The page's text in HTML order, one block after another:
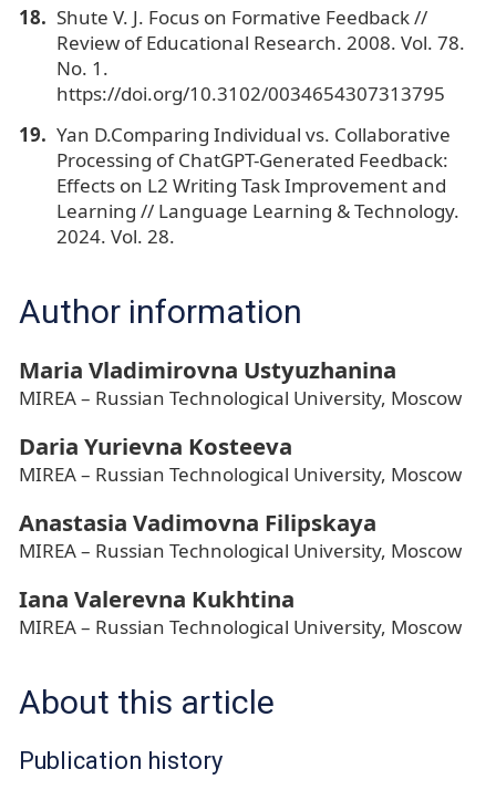
Shute V. J. Focus on Formative Feedback //
Review of Educational Research. 2008. Vol. 78.
No. 1.
https://doi.org/10.3102/0034654307313795
Yan D.Comparing Individual vs. Collaborative
Processing of ChatGPT-Generated Feedback:
Effects on L2 Writing Task Improvement and
Learning // Language Learning & Technology.
2024. Vol. 28.
Author information
Maria Vladimirovna Ustyuzhanina
MIREA – Russian Technological University, Moscow
Daria Yurievna Kosteeva
MIREA – Russian Technological University, Moscow
Anastasia Vadimovna Filipskaya
MIREA – Russian Technological University, Moscow
Iana Valerevna Kukhtina
MIREA – Russian Technological University, Moscow
About this article
Publication history